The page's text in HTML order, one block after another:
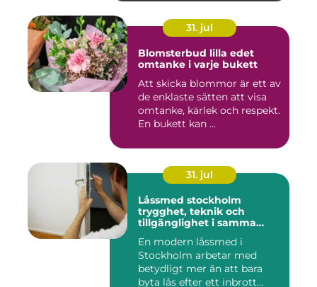
31. jul
Blomsterbud lilla edet
omtanke i varje bukett
Att skicka blommor är ett av
de enklaste sätten att visa
omtanke, kärlek och respekt.
En bukett kan ...
31. jul
Låssmed stockholm
trygghet, teknik och
tillgänglighet i samma
En modern låssmed i
Stockholm arbetar med
betydligt mer än att bara
byta lås efter ett inbrott